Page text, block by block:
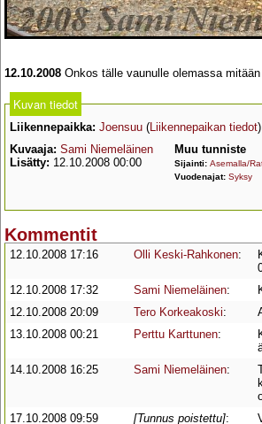
12.10.2008 Onkos tälle vaunulle olemassa
Kuvan tiedot
Liikennepaikka: Joensuu (Liikennepaikan tiedot)
Kuvaaja: Sami Niemeläinen
Lisätty: 12.10.2008 00:00
Muu tunniste
Sijainti: Asemalla/
Vuodenajat: Syksy
Kommentit
12.10.2008 17:16 Olli Keski-Rahkonen:
12.10.2008 17:32
Sami Niemeläinen:
12.10.2008 20:09
Tero Korkeakoski:
13.10.2008 00:21
Perttu Karttunen:
14.10.2008 16:25
Sami Niemeläinen:
17.10.2008 09:59
[Tunnus poistettu]: